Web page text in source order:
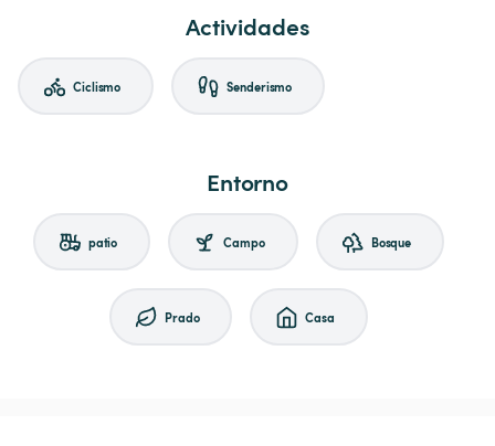
Actividades
Ciclismo Senderismo
Entorno
patio Campo Bosque
Prado Casa